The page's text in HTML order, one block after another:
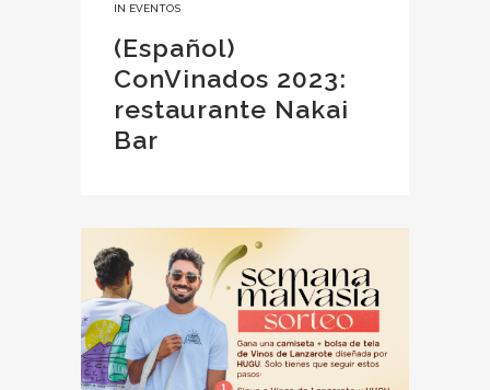
IN EVENTOS
(Español)
ConVinados 2023:
restaurante Nakai
Bar